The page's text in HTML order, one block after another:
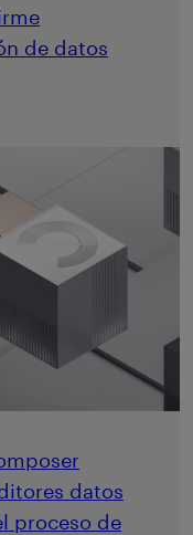
de datos
datos
proceso de